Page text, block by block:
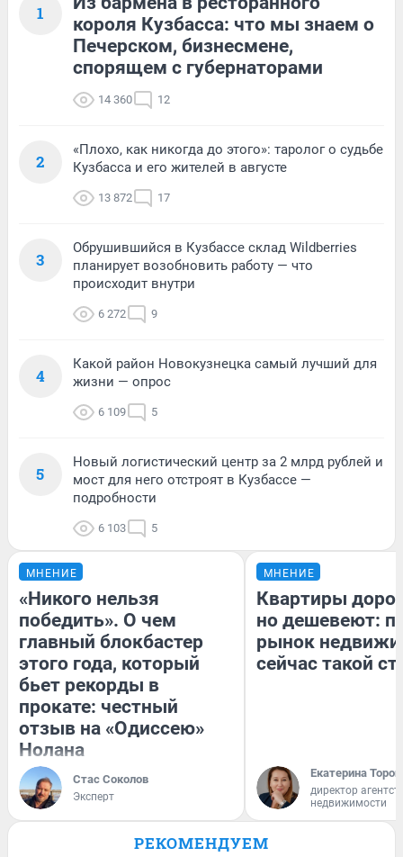
1
короля Кузбасса: что мы знаем о
Печерском, бизнесмене,
спорящем с губернаторами
14 360 12
2
«Плохо, как никогда до этого»: таролог о судьбе
Кузбасса и его жителей в августе
13 872 17
3
Обрушившийся в Кузбассе склад Wildberries
планирует возобновить работу — что
происходит внутри
6 272 9
4
Какой район Новокузнецка самый лучший для
жизни — опрос
6 109 5
5
Новый логистический центр за 2 млрд рублей и
мост для него отстроят в Кузбассе —
подробности
6 103 5
МНЕНИЕ
«Никого нельзя
победить». О чем
главный блокбастер
этого года, который
бьет рекорды в
прокате: честный
отзыв на «Одиссею»
Нолана
Стас Соколов
Эксперт
МНЕНИЕ
Квартиры
но дешевеют:
рынок
сейчас такой
Екатерина
директор
недвижимости
РЕКОМЕНДУЕМ